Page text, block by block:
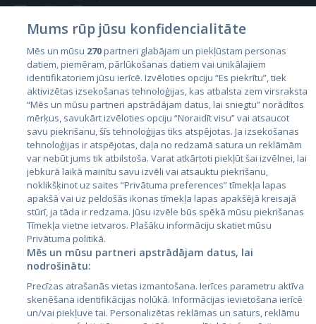
Страны
Эстония
Латвия
Литва
City24.lv
City24.ee
GetaPro.lv
Kainos.lt
Paslaugos.lt
Mums rūp jūsu konfidencialitāte
Mēs un mūsu 270partneri glabājam un piekļūstam personas
datiem, piemēram, pārlūkošanas datiem vai unikālajiem
identifikatoriem jūsu ierīcē. Izvēloties opciju “Es piekrītu”, tiek
aktivizētas izsekošanas tehnoloģijas, kas atbalsta zem virsraksta
“Mēs un mūsu partneri apstrādājam datus, lai sniegtu” norādītos
mērķus, savukārt izvēloties opciju “Noraidīt visu” vai atsaucot
savu piekrišanu, šīs tehnoloģijas tiks atspējotas. Ja izsekošanas
tehnoloģijas ir atspējotas, daļa no redzamā satura un reklāmām
var nebūt jums tik atbilstoša. Varat atkārtoti piekļūt šai izvēlnei, lai
jebkurā laikā mainītu savu izvēli vai atsauktu piekrišanu,
noklikšķinot uz saites “Privātuma preferences” tīmekļa lapas
apakšā vai uz peldošās ikonas tīmekļa lapas apakšējā kreisajā
stūrī, ja tāda ir redzama. Jūsu izvēle būs spēkā mūsu piekrišanas
Tīmekļa vietne ietvaros. Plašāku informāciju skatiet mūsu
Privātuma politikā.
Mēs un mūsu partneri apstrādājam datus, lai
nodrošinātu:
Precīzas atrašanās vietas izmantošana. Ierīces parametru aktīva
skenēšana identifikācijas nolūkā. Informācijas ievietošana ierīcē
un/vai piekļuve tai. Personalizētas reklāmas un saturs, reklāmu